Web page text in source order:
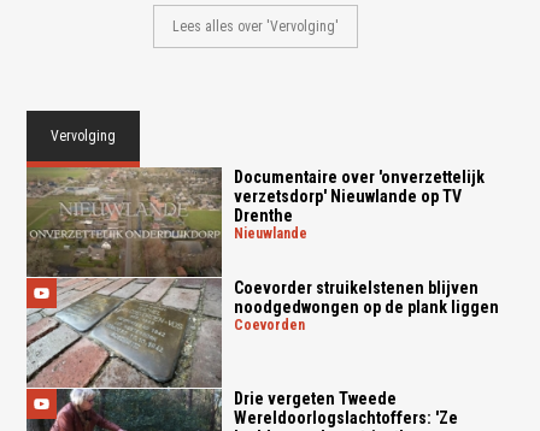
Lees alles over 'Vervolging'
Vervolging
Documentaire over 'onverzettelijk
verzetsdorp' Nieuwlande op TV
Drenthe
nieuwlande
Coevorder struikelstenen blijven
noodgedwongen op de plank liggen
coevorden
Drie vergeten Tweede
Wereldoorlogslachtoffers: 'Ze